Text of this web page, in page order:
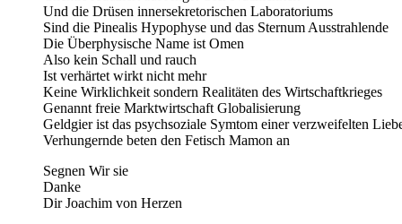
Und die Drüsen innersekretorischen Laboratoriums
Sind die Pinealis Hypophyse und das Sternum Ausstrahlende
Die Überphysische Name ist Omen
Also kein Schall und rauch
Ist verhärtet wirkt nicht mehr
Keine Wirklichkeit sondern Realitäten des Wirtschaftkrieges
Genannt freie Marktwirtschaft Globalisierung
Geldgier ist das psychsoziale Symtom einer verzweifelten
Verhungernde beten den Fetisch Mamon an
Segnen Wir sie
Danke
Dir Joachim von Herzen